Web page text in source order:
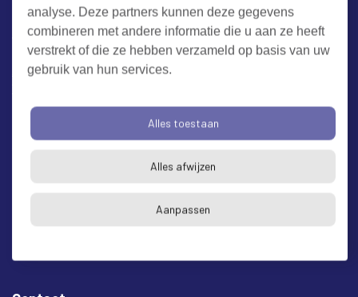
analyse. Deze partners kunnen deze gegevens
combineren met andere informatie die u aan ze heeft
verstrekt of die ze hebben verzameld op basis van uw
gebruik van hun services.
Alles toestaan
Alles afwijzen
Aanpassen
Milieuklacht melden
Algemene voorwaarden Cookieverklaring
Bezoekadres en postadres
* op afspraak
RUD Zeeland
4337 EH Middelburg